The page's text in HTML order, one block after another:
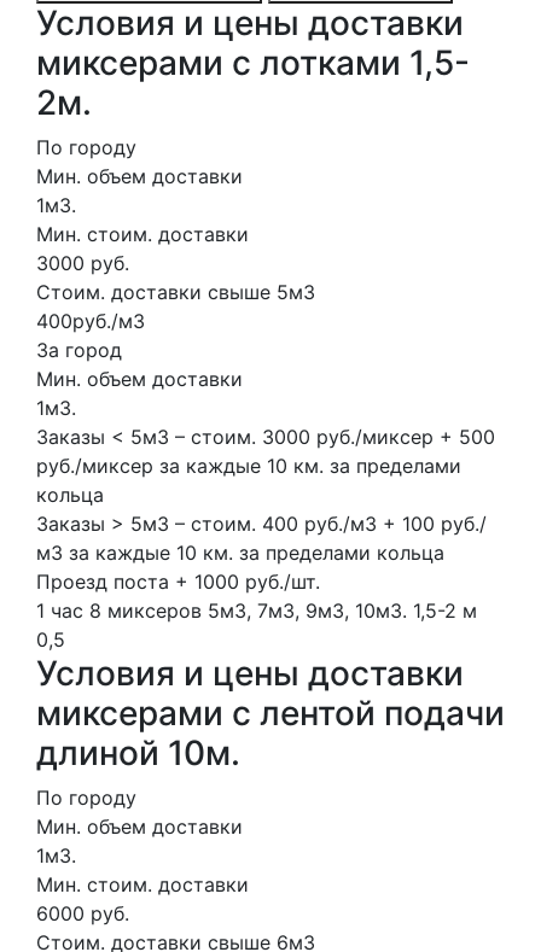
Условия и цены доставки
миксерами с лотками 1,5-
2м.
По городу
Мин. объем доставки
1м3.
Мин. стоим. доставки
3000 руб.
Стоим. доставки свыше 5м3
400руб./м3
За город
Мин. объем доставки
1м3.
Заказы < 5м3 – стоим. 3000 руб./миксер + 500
руб./миксер за каждые 10 км. за пределами
кольца
Заказы > 5м3 – стоим. 400 руб./м3 + 100 руб./
м3 за каждые 10 км. за пределами кольца
Проезд поста + 1000 руб./шт.
1 час 8 миксеров 5м3, 7м3, 9м3, 10м3. 1,5-2 м
0,5
Условия и цены доставки
миксерами с лентой подачи
длиной 10м.
По городу
Мин. объем доставки
1м3.
Мин. стоим. доставки
6000 руб.
Стоим. доставки свыше 6м3